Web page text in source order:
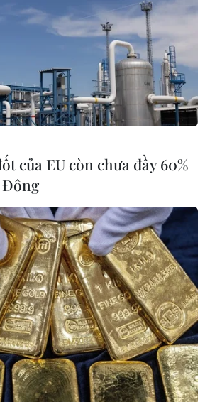
của EU còn chưa đầy 60%
Đông